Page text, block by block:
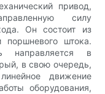
привод,
силу
Он состоит из
поршневого штока.
направляется в
в свою очередь,
движение
оборудования,